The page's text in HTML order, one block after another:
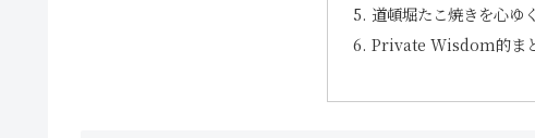
道頓堀たこ焼きを心ゆ
Private Wisdom的ま